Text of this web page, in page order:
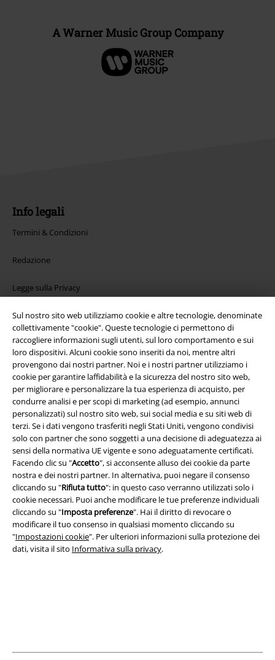
Sul nostro sito web utilizziamo cookie e altre tecnologie, denominate
collettivamente "cookie". Queste tecnologie ci permettono di
raccogliere informazioni sugli utenti, sul loro comportamento e sui
loro dispositivi. Alcuni cookie sono inseriti da noi, mentre altri
provengono dai nostri partner. Noi e i nostri partner utilizziamo i
cookie per garantire laffidabilità e la sicurezza del nostro sito web,
per migliorare e personalizzare la tua esperienza di acquisto, per
condurre analisi e per scopi di marketing (ad esempio, annunci
personalizzati) sul nostro sito web, sui social media e su siti web di
terzi. Se i dati vengono trasferiti negli Stati Uniti, vengono condivisi
solo con partner che sono soggetti a una decisione di adeguatezza ai
sensi della normativa UE vigente e sono adeguatamente certificati.
Facendo clic su "Accetto", si acconsente alluso dei cookie da parte
nostra e dei nostri partner. In alternativa, puoi negare il consenso
cliccando su "Rifiuta tutto": in questo caso verranno utilizzati solo i
cookie necessari. Puoi anche modificare le tue preferenze individuali
cliccando su "Imposta preferenze". Hai il diritto di revocare o
modificare il tuo consenso in qualsiasi momento cliccando su
"Impostazioni cookie". Per ulteriori informazioni sulla protezione dei
dati, visita il sito Informativa sulla privacy.
A Warner Music Group Company
Info legali
Termini & Condizioni
Redazione
Legge sulla Privacy
Smaltimento rifiuti e protezione dell’ambiente
Dichiarazione di Conformità
Informazioni sull'accessibilità
Impostazioni cookie
Esercita Recesso
I prezzi sono IVA compresa. Spese ditrasporto escluse
© 1986-2026 EMP Mailorder Italia S.r.l.
Gli altri shop EMP nel mondo